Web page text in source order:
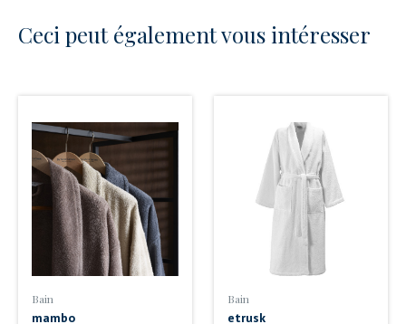
Ceci peut également vous intéresser
Bain
mambo
Bain
etrusk